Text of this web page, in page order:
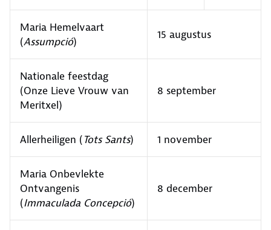
Maria Hemelvaart
(Assumpció)
15 augustus
Nationale feestdag
(Onze Lieve Vrouw van
Meritxel)
8 september
Allerheiligen (Tots Sants) 1 november
Maria Onbevlekte
Ontvangenis
(Immaculada Concepció)
8 december